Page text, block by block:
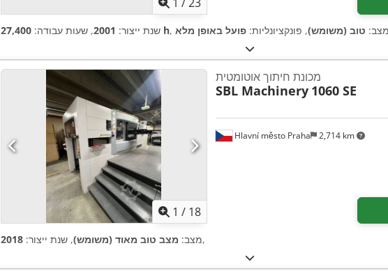
שנת ייצור: 2001, שעות עבודה: 27,400 h , מצב: טוב (משומש), פונקציונליות: פועל באופן מלא
1 / 18
Hlavní město Praha 2,714 km
מכונת חיתוך אוטומטית
SBL Machinery 1060 SE
מצב: מצב טוב מאוד (משומש), שנת ייצור: 2018 ,